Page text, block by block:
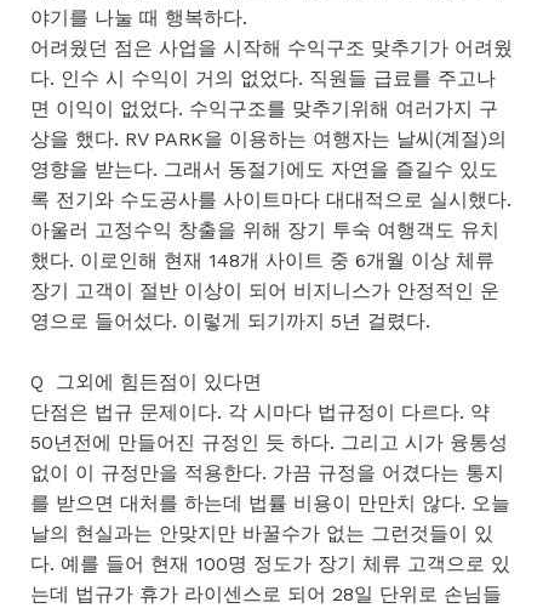
야기를 나눌 때 행복하다.
어려웠던 점은 사업을 시작해 수익구조 맞추기가 어려웠
다. 인수 시 수익이 거의 없었다. 직원들 급료를 주고나
면 이익이 없었다. 수익구조를 맞추기위해 여러가지 구
상을 했다. RV PARK을 이용하는 여행자는 날씨(계절)의
영향을 받는다. 그래서 동절기에도 자연을 즐길수 있도
록 전기와 수도공사를 사이트마다 대대적으로 실시했다.
아울러 고정수익 창출을 위해 장기 투숙 여행객도 유치
했다. 이로인해 현재 148개 사이트 중 6개월 이상 체류
장기 고객이 절반 이상이 되어 비지니스가 안정적인 운
영으로 들어섰다. 이렇게 되기까지 5년 걸렸다.
Q 그외에 힘든점이 있다면
단점은 법규 문제이다. 각 시마다 법규정이 다르다. 약
50년전에 만들어진 규정인 듯 하다. 그리고 시가 융통성
없이 이 규정만을 적용한다. 가끔 규정을 어겼다는 통지
를 받으면 대처를 하는데 법률 비용이 만만치 않다. 오늘
날의 현실과는 안맞지만 바꿀수가 없는 그런것들이 있
다. 예를 들어 현재 100명 정도가 장기 체류 고객으로 있
는데 법규가 휴가 라이센스로 되어 28일 단위로 손님들